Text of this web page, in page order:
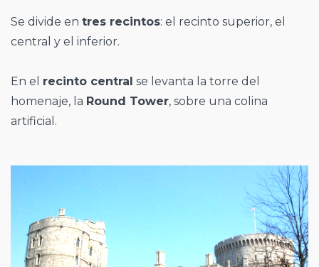
Se divide en tres recintos: el recinto superior, el
central y el inferior.
En el recinto central se levanta la torre del
homenaje, la Round Tower, sobre una colina
artificial.